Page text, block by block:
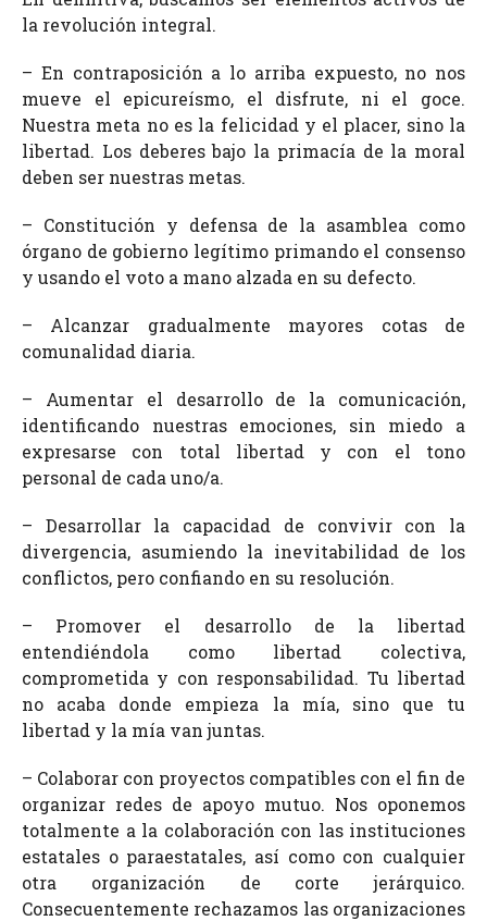
la revolución integral.
– En contraposición a lo arriba expuesto, no nos
mueve el epicureísmo, el disfrute, ni el goce.
Nuestra meta no es la felicidad y el placer, sino la
libertad. Los deberes bajo la primacía de la moral
deben ser nuestras metas.
– Constitución y defensa de la asamblea como
órgano de gobierno legítimo primando el consenso
y usando el voto a mano alzada en su defecto.
– Alcanzar gradualmente mayores cotas de
comunalidad diaria.
– Aumentar el desarrollo de la comunicación,
identificando nuestras emociones, sin miedo a
expresarse con total libertad y con el tono
personal de cada uno/a.
– Desarrollar la capacidad de convivir con la
divergencia, asumiendo la inevitabilidad de los
conflictos, pero confiando en su resolución.
– Promover el desarrollo de la libertad
entendiéndola como libertad colectiva,
comprometida y con responsabilidad. Tu libertad
no acaba donde empieza la mía, sino que tu
libertad y la mía van juntas.
– Colaborar con proyectos compatibles con el fin de
organizar redes de apoyo mutuo. Nos oponemos
totalmente a la colaboración con las instituciones
estatales o paraestatales, así como con cualquier
otra organización de corte jerárquico.
Consecuentemente rechazamos las organizaciones